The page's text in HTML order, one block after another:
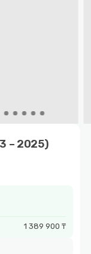
– 2025)
1 389 900 ₸